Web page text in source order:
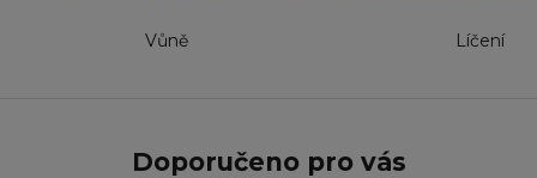
Vůně Líčení
Doporučeno pro vás